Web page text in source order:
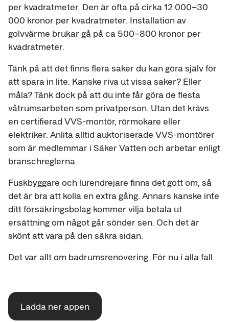
per kvadratmeter. Den är ofta på cirka 12 000–30
000 kronor per kvadratmeter. Installation av
golvvärme brukar gå på ca 500–800 kronor per
kvadratmeter.
Tänk på att det finns flera saker du kan göra själv för
att spara in lite. Kanske riva ut vissa saker? Eller
måla? Tänk dock på att du inte får göra de flesta
våtrumsarbeten som privatperson. Utan det krävs
en certifierad VVS-montör, rörmokare eller
elektriker. Anlita alltid auktoriserade VVS-montörer
som är medlemmar i Säker Vatten och arbetar enligt
branschreglerna.
Fuskbyggare och lurendrejare finns det gott om, så
det är bra att kolla en extra gång. Annars kanske inte
ditt försäkringsbolag kommer vilja betala ut
ersättning om något går sönder sen. Och det är
skönt att vara på den säkra sidan.
Det var allt om badrumsrenovering. För nu i alla fall.
Ladda ner appen